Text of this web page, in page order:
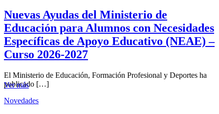
Nuevas Ayudas del Ministerio de
Educación para Alumnos con Necesidades
Específicas de Apoyo Educativo (NEAE) –
Curso 2026-2027
El Ministerio de Educación, Formación Profesional y Deportes ha
publicado […]
Novedades
Ver más